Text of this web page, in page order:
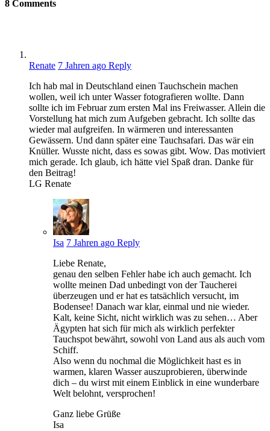
8 Comments
Renate 7 Jahren ago Reply
Ich hab mal in Deutschland einen Tauchschein machen
wollen, weil ich unter Wasser fotografieren wollte. Dann
sollte ich im Februar zum ersten Mal ins Freiwasser. Allein die
Vorstellung hat mich zum Aufgeben gebracht. Ich sollte das
wieder mal aufgreifen. In wärmeren und interessanten
Gewässern. Und dann später eine Tauchsafari. Das wär ein
Knüller. Wusste nicht, dass es sowas gibt. Wow. Das motiviert
mich gerade. Ich glaub, ich hätte viel Spaß dran. Danke für
den Beitrag!
LG Renate
Isa 7 Jahren ago Reply
Liebe Renate,
genau den selben Fehler habe ich auch gemacht. Ich
wollte meinen Dad unbedingt von der Taucherei
überzeugen und er hat es tatsächlich versucht, im
Bodensee! Danach war klar, einmal und nie wieder.
Kalt, keine Sicht, nicht wirklich was zu sehen… Aber
Ägypten hat sich für mich als wirklich perfekter
Tauchspot bewährt, sowohl von Land aus als auch vom
Schiff.
Also wenn du nochmal die Möglichkeit hast es in
warmen, klaren Wasser auszuprobieren, überwinde
dich – du wirst mit einem Einblick in eine wunderbare
Welt belohnt, versprochen!
Ganz liebe Grüße
Isa